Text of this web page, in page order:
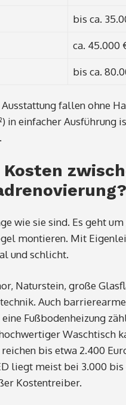
bis ca.
ca. 45.000
bis ca.
fallen ohne
in einfacher Ausführung
wie sie sind. Es geht
montieren. Mit
und schlicht.
Naturstein, große
. Auch
Fußbodenheizung
Waschtisch
bis etwa 2.400
liegt meist bei 3.000 bis
Kostentreiber.